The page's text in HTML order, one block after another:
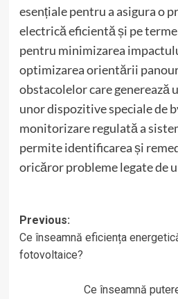
esențiale pentru a asigura o
electrică eficientă și pe
pentru minimizarea
optimizarea orientării
obstacolelor care generează
unor dispozitive speciale de
monitorizare regulată a
permite identificarea și
oricăror probleme legate de
Post
navigation
Previous:
Ce înseamnă eficiența
fotovoltaice?
Ce înseamnă